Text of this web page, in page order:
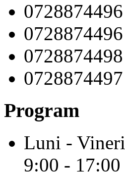
0728874496
0728874496
0728874498
0728874497
Program
Luni - Vineri
9:00 - 17:00